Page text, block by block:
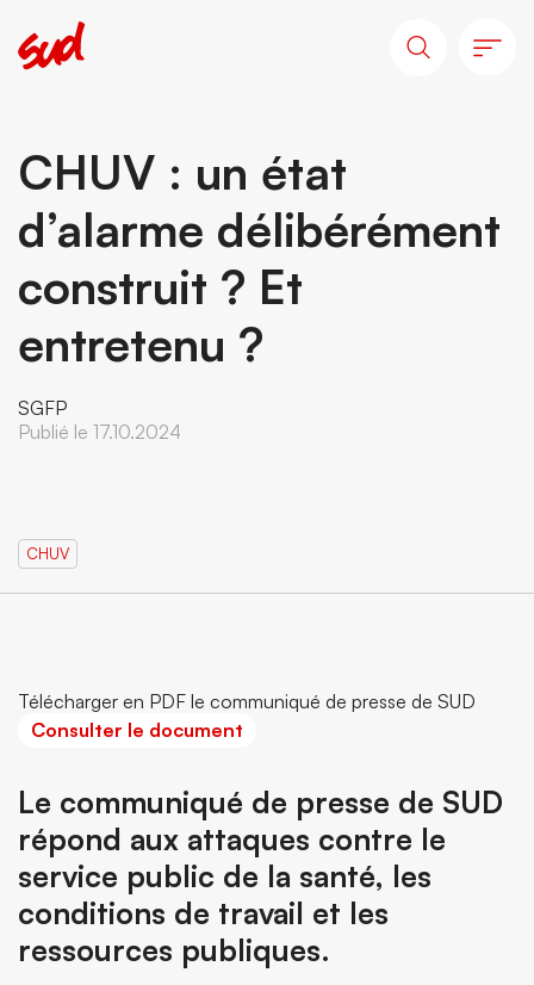
CHUV : un état
d’alarme délibérément
construit ? Et
entretenu ?
SGFP
Publié le 17.10.2024
CHUV
Télécharger en PDF le communiqué de presse de SUD
Consulter le document
Le communiqué de presse de SUD
répond aux attaques contre le
service public de la santé, les
conditions de travail et les
ressources publiques.